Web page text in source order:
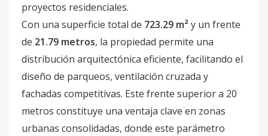
proyectos residenciales.
Con una superficie total de 723.29 m²y un frente
de 21.79 metros, la propiedad permite una
distribución arquitectónica eficiente, facilitando el
diseño de parqueos, ventilación cruzada y
fachadas competitivas. Este frente superior a 20
metros constituye una ventaja clave en zonas
urbanas consolidadas, donde este parámetro